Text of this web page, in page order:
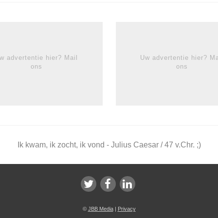
advertentie hier? Mail
ons
Uw advertentie hier?
ons
Ik kwam, ik zocht, ik vond - Julius Caesar / 47 v.Chr. ;)
© JBB Media| Privacy